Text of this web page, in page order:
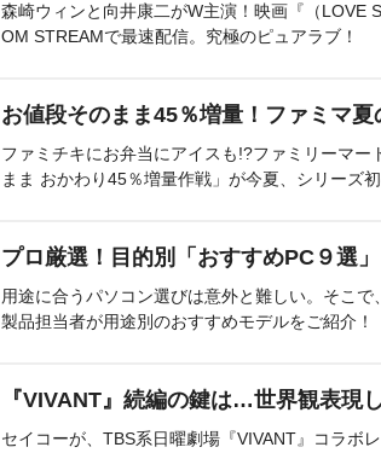
森崎ウィンと向井康二がW主演！映画『（LOVE
OM STREAMで最速配信。究極のピュアラブ！
お値段そのまま45％増量！ファミマ
ファミチキにお弁当にアイスも!?ファミリーマー
まま おかわり45％増量作戦」が今夏、シリーズ
プロ厳選！目的別「おすすめPC９選
用途に合うパソコン選びは意外と難しい。そこ
製品担当者が用途別のおすすめモデルをご紹介！
『VIVANT』続編の鍵は…世界観表現
セイコーが、TBS系日曜劇場『VIVANT』コラボ